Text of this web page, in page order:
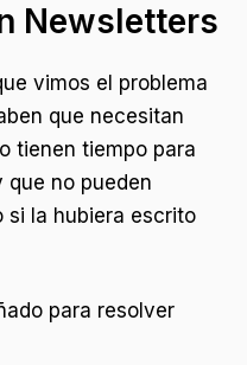
Newsletters
vimos el problema
que necesitan
tienen tiempo para
no pueden
si la hubiera escrito
para resolver